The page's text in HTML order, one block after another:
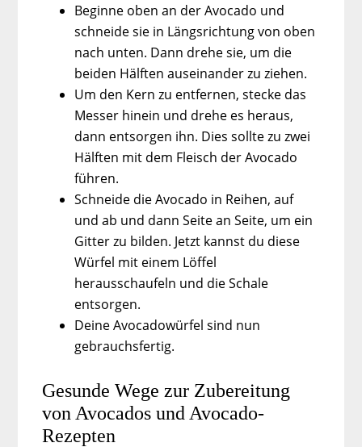
Beginne oben an der Avocado und
schneide sie in Längsrichtung von oben
nach unten. Dann drehe sie, um die
beiden Hälften auseinander zu ziehen.
Um den Kern zu entfernen, stecke das
Messer hinein und drehe es heraus,
dann entsorgen ihn. Dies sollte zu zwei
Hälften mit dem Fleisch der Avocado
führen.
Schneide die Avocado in Reihen, auf
und ab und dann Seite an Seite, um ein
Gitter zu bilden. Jetzt kannst du diese
Würfel mit einem Löffel
herausschaufeln und die Schale
entsorgen.
Deine Avocadowürfel sind nun
gebrauchsfertig.
Gesunde Wege zur Zubereitung
von Avocados und Avocado-
Rezepten